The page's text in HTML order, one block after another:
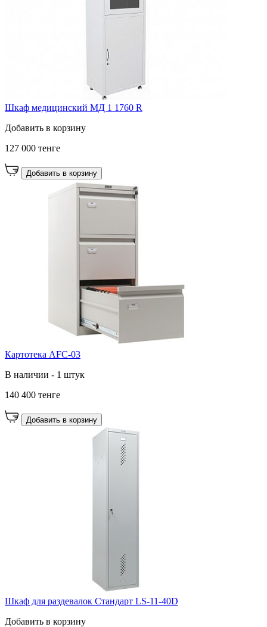
Шкаф медицинский МД 1 1760 R
Добавить в корзину
127 000 тенге
Добавить в корзину
Картотека AFC-03
В наличии - 1 штук
140 400 тенге
Добавить в корзину
Шкаф для раздевалок Стандарт LS-11-40D
Добавить в корзину